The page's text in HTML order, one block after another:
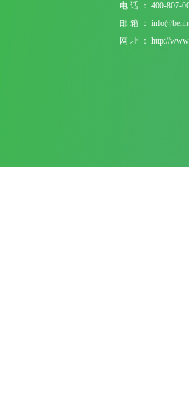
电 话 ： 400-807-
邮 箱 ：
网 址 ： http://